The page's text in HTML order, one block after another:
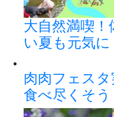
大自然満喫
い夏も元気
肉肉フェス
食べ尽くそう